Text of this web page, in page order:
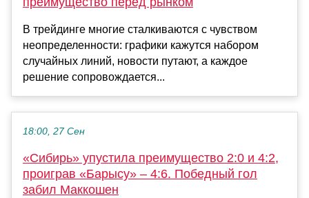
В трейдинге многие сталкиваются с чувством
неопределенности: графики кажутся набором
случайных линий, новости путают, а каждое
решение сопровождается...
18:00, 27 Сен
«Сибирь» упустила преимущество 2:0 и 4:2,
проиграв «Барысу» – 4:6. Победный гол
забил Маккошен